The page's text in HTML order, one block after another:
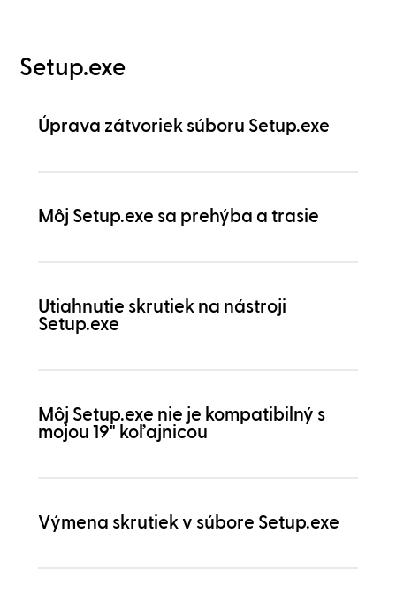
Setup.exe
Úprava zátvoriek súboru Setup.exe
Môj Setup.exe sa prehýba a trasie
Utiahnutie skrutiek na nástroji
Setup.exe
Môj Setup.exe nie je kompatibilný s
mojou 19" koľajnicou
Výmena skrutiek v súbore Setup.exe